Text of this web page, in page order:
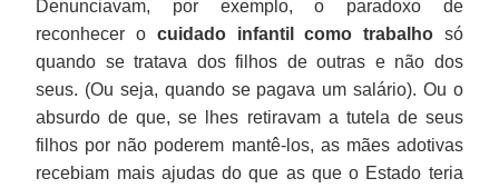
Denunciavam, por exemplo, o paradoxo de
reconhecer o cuidado infantil como trabalhosó
quando se tratava dos filhos de outras e não dos
seus. (Ou seja, quando se pagava um salário). Ou o
absurdo de que, se lhes retiravam a tutela de seus
filhos por não poderem mantê-los, as mães adotivas
recebiam mais ajudas do que as que o Estado teria